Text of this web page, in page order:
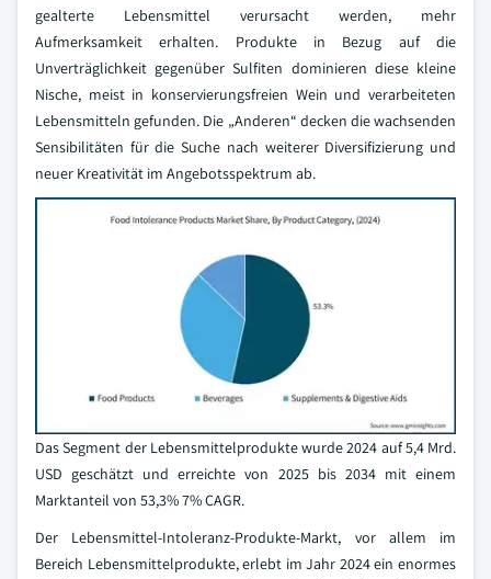
gealterte Lebensmittel verursacht werden, mehr
Aufmerksamkeit erhalten. Produkte in Bezug auf die
Unverträglichkeit gegenüber Sulfiten dominieren diese kleine
Nische, meist in konservierungsfreien Wein und verarbeiteten
Lebensmitteln gefunden. Die „Anderen“ decken die wachsenden
Sensibilitäten für die Suche nach weiterer Diversifizierung und
neuer Kreativität im Angebotsspektrum ab.
Das Segment der Lebensmittelprodukte wurde 2024 auf 5,4 Mrd.
USD geschätzt und erreichte von 2025 bis 2034 mit einem
Marktanteil von 53,3% 7% CAGR.
Der Lebensmittel-Intoleranz-Produkte-Markt, vor allem im
Bereich Lebensmittelprodukte, erlebt im Jahr 2024 ein enormes